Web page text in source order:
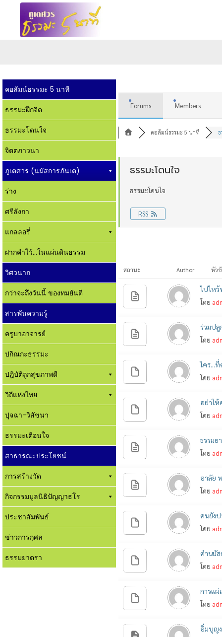
คอลัมน์ธรรมะ 5 นาที
ธรรมะฝึกจิต
ธรรมะโดนใจ
จิตตภาวนา
ภูเตศวร (นมัสการภันเต)
ร่าง
ศรีลังกา
แกลลอรี่
ฝากคำไว้...ในแผ่นดินธรรม
วิศวนาถ
กว่าจะถึงวันนี้ ของทมยันตี
สารพันความรู้
ครูบาอาจารย์
ปกิณกะธรรมะ
ปฎิบัติถูกสุขภาพดี
วิถีแห่งไทย
ปุจฉา-วิสัชนา
ธรรมะเตือนใจ
สาธารณะประโยชน์
การสร้างวัด
กิจกรรมมูลนิธิปัญญาธโร
ประชาสัมพันธ์
ข่าวการกุศล
ธรรมยาตรา
Forums Members
คอลัมน์ธรรมะ 5 นาที ธ
ธรรมะโดนใจ
ธรรมะโดนใจ
RSS
สถานะ Author หัว
ไปไหว้
โดย
ร่วมปลู
โดย
ใคร...
โดย
อย่าให้
โดย
ธรรมย
โดย
อาลัย
โดย
คนยัง
โดย
คำนมัส
โดย
การแผ่
โดย
อิ่มบุญง